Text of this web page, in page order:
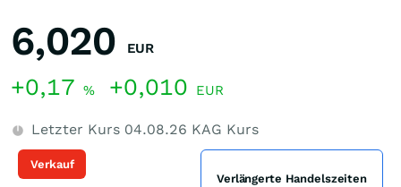
6,020 EUR
+0,17 % +0,010 EUR
Letzter Kurs 04.08.26 KAG Kurs
Verkauf
Verlängerte Handelszeiten